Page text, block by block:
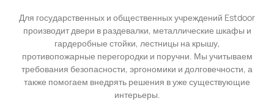
Для государственных и общественных учреждений Estdoor
производит двери в раздевалки, металлические шкафы и
гардеробные стойки, лестницы на крышу,
противопожарные перегородки и поручни. Мы учитываем
требования безопасности, эргономики и долговечности, а
также помогаем внедрять решения в уже существующие
интерьеры.